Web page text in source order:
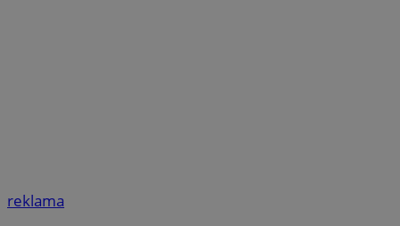
reklama